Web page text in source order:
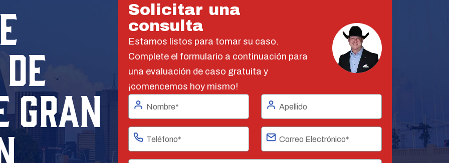
GRAN
Solicitar una
consulta
Estamos listos para tomar su caso.
Complete el formulario a continuación para
una evaluación de caso gratuita y
¡comencemos hoy mismo!